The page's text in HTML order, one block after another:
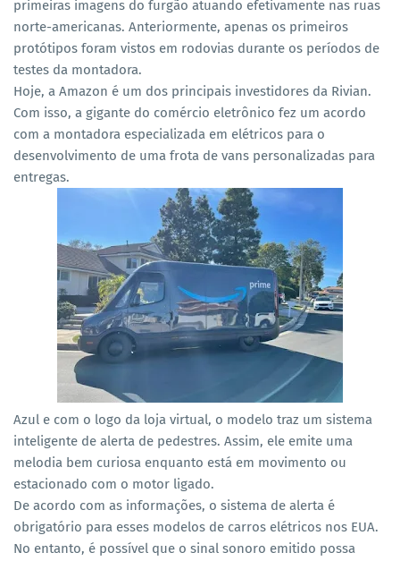
primeiras imagens do furgão atuando efetivamente nas ruas
norte-americanas. Anteriormente, apenas os primeiros
protótipos foram vistos em rodovias durante os períodos de
testes da montadora.
Hoje, a Amazon é um dos principais investidores da Rivian.
Com isso, a gigante do comércio eletrônico fez um acordo
com a montadora especializada em elétricos para o
desenvolvimento de uma frota de vans personalizadas para
entregas.
Azul e com o logo da loja virtual, o modelo traz um sistema
inteligente de alerta de pedestres. Assim, ele emite uma
melodia bem curiosa enquanto está em movimento ou
estacionado com o motor ligado.
De acordo com as informações, o sistema de alerta é
obrigatório para esses modelos de carros elétricos nos EUA.
No entanto, é possível que o sinal sonoro emitido possa